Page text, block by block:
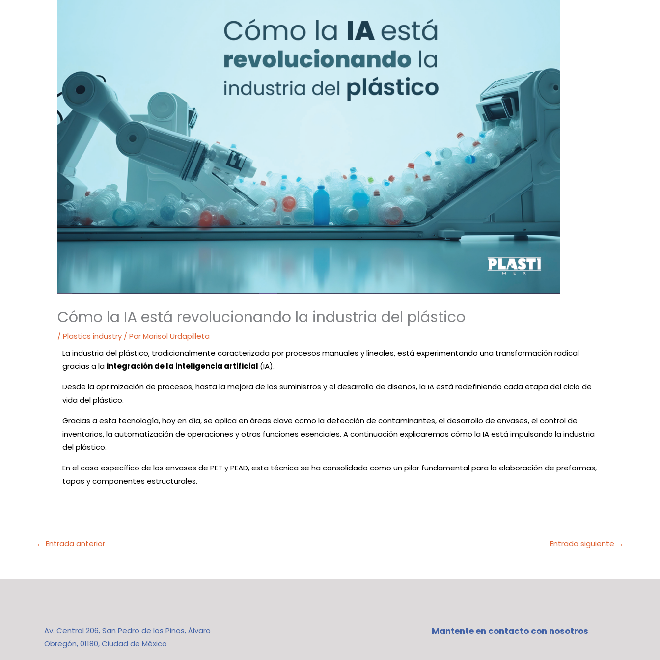
Cómo la IA está revolucionando la industria del plástico
/ Plastics industry / PorMarisol Urdapilleta
La industria del plástico, tradicionalmente caracterizada por procesos manuales y lineales, está experimentando una transformación radical
gracias a la integración de la inteligencia artificial (IA).
Desde la optimización de procesos, hasta la mejora de los suministros y el desarrollo de diseños, la IA está redefiniendo cada etapa del ciclo de
vida del plástico.
Gracias a esta tecnología, hoy en día, se aplica en áreas clave como la detección de contaminantes, el desarrollo de envases, el control de
inventarios, la automatización de operaciones y otras funciones esenciales. A continuación explicaremos cómo la IA está impulsando la industria
del plástico.
En el caso específico de los envases de PET y PEAD, esta técnica se ha consolidado como un pilar fundamental para la elaboración de preformas,
tapas y componentes estructurales.
← Entrada anterior Entrada siguiente →
Av. Central 206, San Pedro de los Pinos, Álvaro
Obregón, 01180, Ciudad de México
Mantente en contacto con nosotros